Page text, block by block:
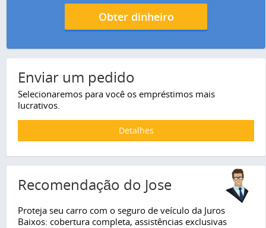
Obter dinheiro
Enviar um pedido
Selecionaremos para você os empréstimos mais
lucrativos.
Detalhes
Recomendação do Jose
Proteja seu carro com o seguro de veículo da Juros
Baixos: cobertura completa, assistências exclusivas